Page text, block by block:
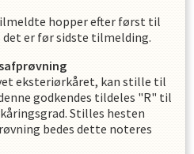
hopper efter først til
er før sidste tilmelding.
eksteriørkåret, kan stille til
godkendes tildeles "R" til
Stilles hesten
bedes dette noteres